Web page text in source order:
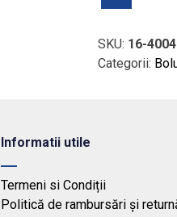
rotund,
V&B
SKU: 16-
Categorii:
Informatii utile
Termeni si Condiții
Politică de rambursări și